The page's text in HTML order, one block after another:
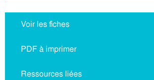
Voir les fiches
PDF à imprimer
Ressources liées